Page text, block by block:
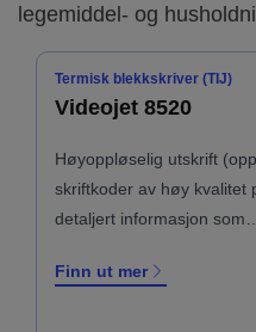
legemiddel- og
Termisk blekkskriver (TIJ)
Videojet 8520
Høyoppløselig utskrift
skriftkoder av høy kvalitet
detaljert informasjon som…
Finn ut mer